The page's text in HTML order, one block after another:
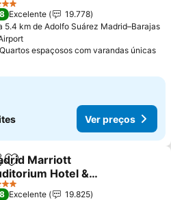
preços
Excelente
19.778
5.4 km de Adolfo Suárez Madrid–Barajas
Quartos espaçosos com varandas únicas
Ver preços
Adicionar aos favoritos
Marriott
Hotel &
Center
preços
Excelente
19.825